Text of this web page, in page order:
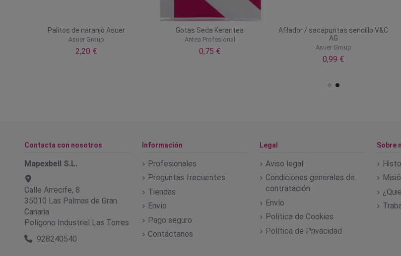
Palitos de naranjo Asuer
Asuer Group
2,20 €
Gotas Seda Kerantea
Antea Profesional
0,75 €
Afilador / sacapuntas sencillo V&C
AG
Asuer Group
0,99 €
Contacta con nosotros
Mapexbell S.L.
Calle Arrecife, 8
35010 Las Palmas de Gran
Canaria
Polígono Industrial Las Torres
928240540
Información
Profesionales
Preguntas frecuentes
Tiendas
Envío
Pago seguro
Contáctanos
Legal
Aviso legal
Condiciones generales de
contratación
Envío
Política de Cookies
Política de Privacidad
Sobre